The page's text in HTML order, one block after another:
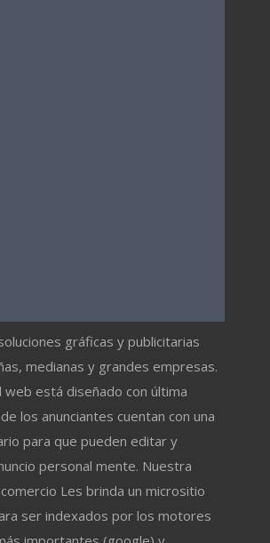
gráficas y publicitarias
medianas y grandes empresas.
está diseñado con última
los anunciantes cuentan con una
para que pueden editar y
personal mente. Nuestra
Les brinda un micrositio
ser indexados por los motores